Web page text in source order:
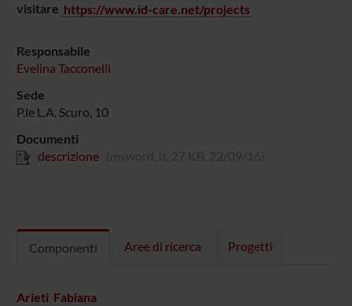
visitare https://www.id-care.net/projects
Responsabile
Evelina Tacconelli
Sede
P.le L.A. Scuro, 10
Documenti
descrizione
Componenti Aree di ricerca Progetti
Arieti Fabiana